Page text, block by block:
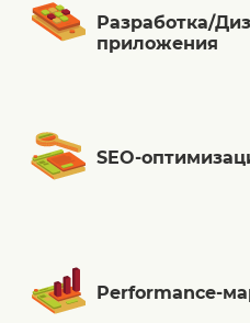
Разработка/
приложения
SEO-
Performance-